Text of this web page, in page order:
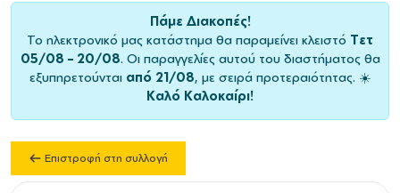
Πάμε Διακοπές!
Το ηλεκτρονικό μας κατάστημα θα παραμείνει κλειστό Τετ
05/08 – 20/08. Οι παραγγελίες αυτού του διαστήματος θα
εξυπηρετούνται από 21/08, με σειρά προτεραιότητας. ☀️
Καλό Καλοκαίρι!
Επιστροφή στη συλλογή